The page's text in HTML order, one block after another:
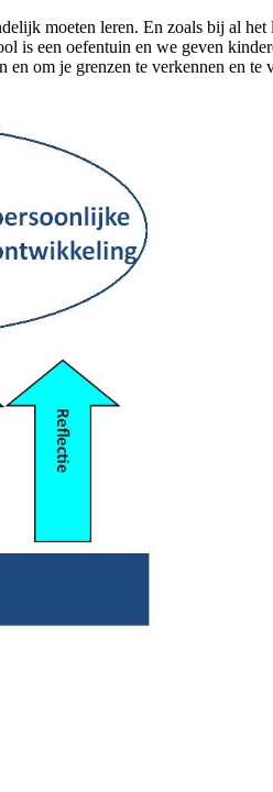
moeten leren. En zoals bij al
is een oefentuin en we geven
om je grenzen te verkennen en